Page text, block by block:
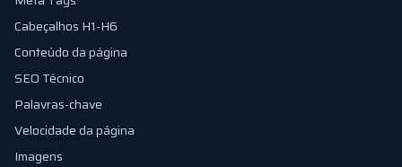
Cabeçalhos H1-H6
Conteúdo da página
SEO Técnico
Palavras-chave
Velocidade da página
Imagens